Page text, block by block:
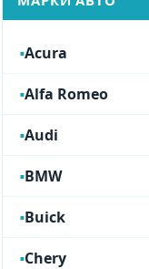
Acura
Alfa Romeo
Audi
BMW
Buick
Chery